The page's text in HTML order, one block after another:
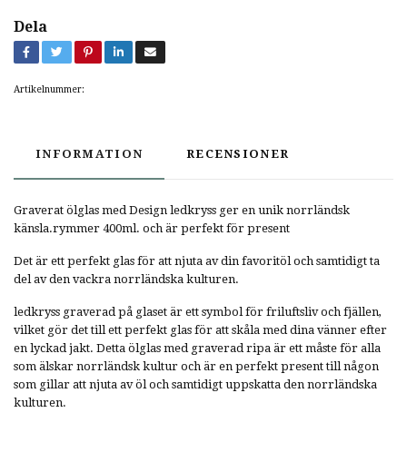
Dela
Artikelnummer:
INFORMATION RECENSIONER
Graverat ölglas med Design ledkryss ger en unik norrländsk
känsla.rymmer 400ml. och är perfekt för present
Det är ett perfekt glas för att njuta av din favoritöl och samtidigt ta
del av den vackra norrländska kulturen.
ledkryss graverad på glaset är ett symbol för friluftsliv och fjällen,
vilket gör det till ett perfekt glas för att skåla med dina vänner efter
en lyckad jakt. Detta ölglas med graverad ripa är ett måste för alla
som älskar norrländsk kultur och är en perfekt present till någon
som gillar att njuta av öl och samtidigt uppskatta den norrländska
kulturen.